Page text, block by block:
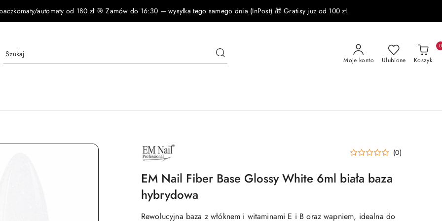
automaty od 180 zł 🎯 Zamów do 16:30 — wysyłka tego samego dnia (InPost) 🎁 Gratisy już od 100 zł.
Moje konto Ulubione Koszyk
0
NAZWA
PRODUCENTA:
EM
PROFESSIONAL
(0)
EM Nail Fiber Base Glossy White 6ml biała baza
hybrydowa
Rewolucyjna baza z włóknem i witaminami E i B oraz wapniem, idealna do